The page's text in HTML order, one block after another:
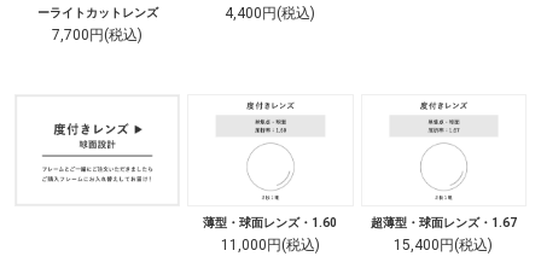
ーライトカットレンズ
7,700円(税込)
4,400円(税込)
薄型・球面レンズ・1.60
11,000円(税込)
超薄型・球面レンズ・1.67
15,400円(税込)